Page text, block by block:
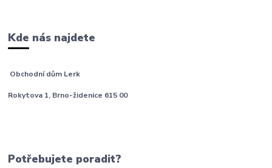
Kde nás najdete
Obchodní dům Lerk
Rokytova 1, Brno-židenice 615 00
Potřebujete poradit?